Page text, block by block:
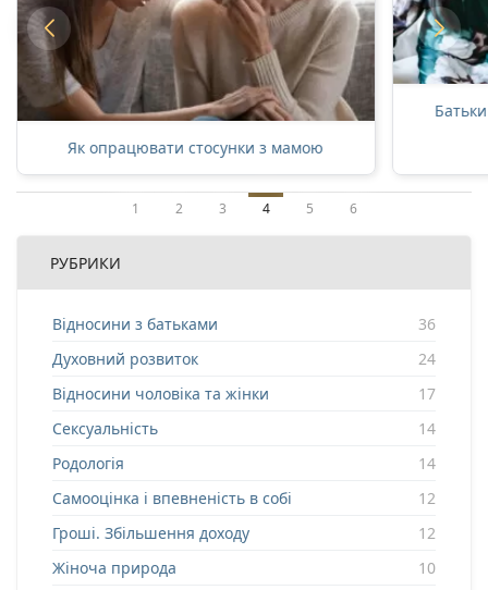
Як опрацювати стосунки з мамою
1 2 3 4 5 6
РУБРИКИ
Відносини з батьками
36
Духовний розвиток
24
Відносини чоловіка та жінки
17
Сексуальність
14
Родологія
14
Самооцінка і впевненість в собі
12
Гроші. Збільшення доходу
12
Жіноча природа
10